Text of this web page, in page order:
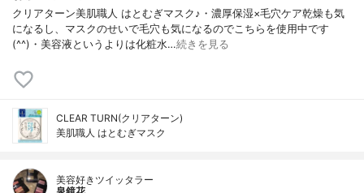
クリアターン美肌職人 はとむぎマスク♪・濃厚保湿×毛穴ケア乾燥も気
になるし、マスクのせいで毛穴も気になるのでこちらを使用中です
(^^)・美容液というよりは化粧水…続きを見る
CLEAR TURN(クリアターン)
美肌職人 はとむぎマスク
美容好きツイッタラー